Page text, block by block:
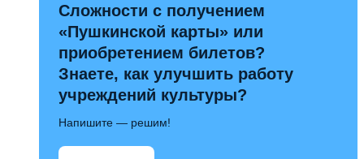
Сложности с получением
«Пушкинской карты» или
приобретением билетов?
Знаете, как улучшить работу
учреждений культуры?
Напишите — решим!